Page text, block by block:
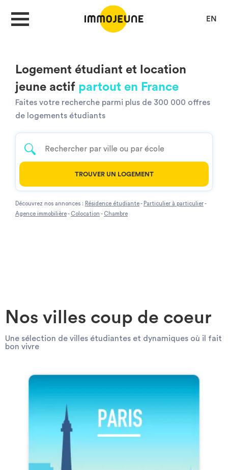
EN
MON COMPTE
DÉPOSER UNE ANNONCE
Je cherche un logement
Je propose un bien
Villes
Logement étudiant et location
jeune actif partout en France
Faites votre recherche parmi plus de 300 000 offres
de logements étudiants
TROUVER UN LOGEMENT
Découvrez nos annonces : Résidence étudiante- Particulier à particulier-
Agence immobilière- Colocation - Chambre
Nos villes coup de coeur
Une sélection de villes étudiantes et dynamiques où il fait
bon vivre